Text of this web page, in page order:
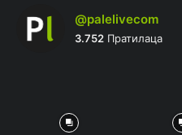
@palelivecom
3.752 Пратилаца